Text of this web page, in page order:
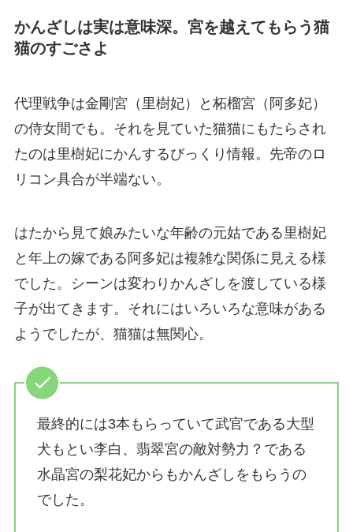
かんざしは実は意味深。宮を越えてもらう猫
猫のすごさよ
代理戦争は金剛宮（里樹妃）と柘榴宮（阿多妃）
の侍女間でも。それを見ていた猫猫にもたらされ
たのは里樹妃にかんするびっくり情報。先帝のロ
リコン具合が半端ない。
はたから見て娘みたいな年齢の元姑である里樹妃
と年上の嫁である阿多妃は複雑な関係に見える様
でした。シーンは変わりかんざしを渡している様
子が出てきます。それにはいろいろな意味がある
ようでしたが、猫猫は無関心。
最終的には3本もらっていて武官である大型
犬もとい李白、翡翠宮の敵対勢力？である
水晶宮の梨花妃からもかんざしをもらうの
でした。